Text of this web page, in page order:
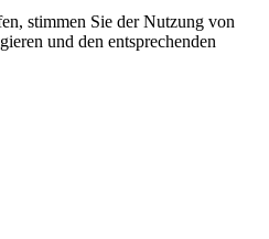
stimmen Sie der Nutzung von
und den entsprechenden